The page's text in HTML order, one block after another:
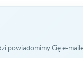
powiadomimy Cię e-